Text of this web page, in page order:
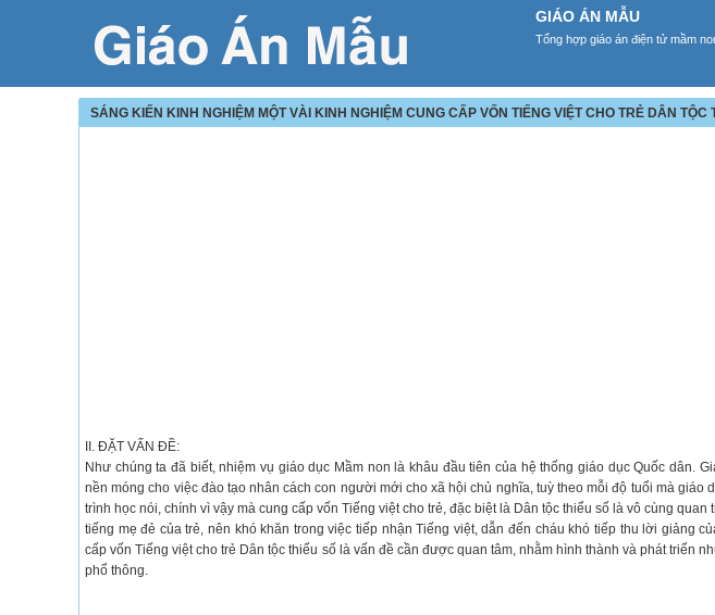
GIÁO ÁN MẪU
Tổng hợp giáo án điện tử mầm
SÁNG KIẾN KINH NGHIỆM MỘT VÀI KINH NGHIỆM CUNG CẤP VỐN TIẾNG VIỆT CHO TRẺ DÂN TỘC
II. ĐẶT VẤN ĐỀ:
Như chúng ta đã biết, nhiệm vụ giáo dục Mầm non là khâu đầu tiên của hệ thống giáo dục Quốc dân.
nền móng cho việc đào tạo nhân cách con người mới cho xã hội chủ nghĩa, tuỳ theo mỗi độ tuổi mà giáo
trình học nói, chính vì vậy mà cung cấp vốn Tiếng việt cho trẻ, đặc biệt là Dân tộc thiểu số là vô cùng
tiếng mẹ đẻ của trẻ, nên khó khăn trong việc tiếp nhận Tiếng việt, dẫn đến cháu khó tiếp thu lời giảng
cấp vốn Tiếng việt cho trẻ Dân tộc thiểu số là vấn đề cần được quan tâm, nhằm hình thành và phát triển
phổ thông.